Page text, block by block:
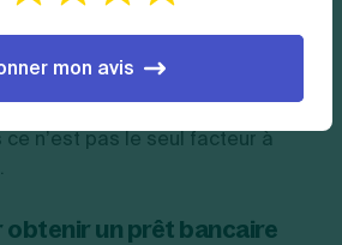
le montant de votre apport est
avez de chances d’obtenir un
n’est pas le seul facteur à
obtenir un prêt bancaire
mon avis